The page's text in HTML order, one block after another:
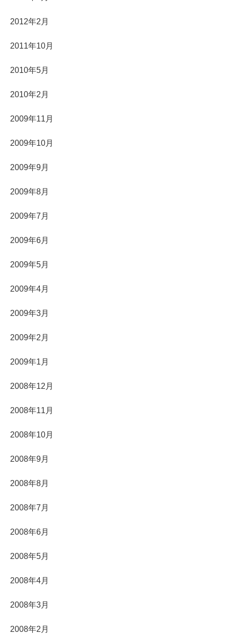
2012年2月
2011年10月
2010年5月
2010年2月
2009年11月
2009年10月
2009年9月
2009年8月
2009年7月
2009年6月
2009年5月
2009年4月
2009年3月
2009年2月
2009年1月
2008年12月
2008年11月
2008年10月
2008年9月
2008年8月
2008年7月
2008年6月
2008年5月
2008年4月
2008年3月
2008年2月